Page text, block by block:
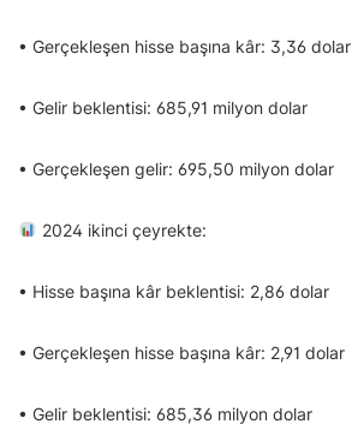
• Gerçekleşen hisse başına kâr: 3,36 dolar
• Gelir beklentisi: 685,91 milyon dolar
• Gerçekleşen gelir: 695,50 milyon dolar
2024 ikinci çeyrekte:
• Hisse başına kâr beklentisi: 2,86 dolar
• Gerçekleşen hisse başına kâr: 2,91 dolar
• Gelir beklentisi: 685,36 milyon dolar